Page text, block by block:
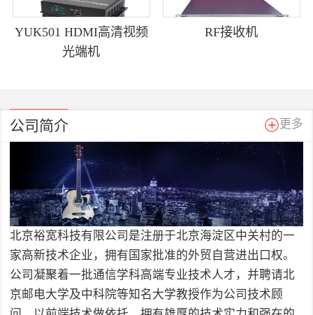
YUK501 HDMI高清视频
光端机
RF接收机
公司简介 更多
北京裕宽科技有限公司是注册于北京海淀区中关村的一
家高新技术企业，拥有国家批准的外贸自营进出口权。
公司凝聚着一批通信学科高端专业技术人才，并聘请北
京邮电大学及中科院等知名大学教授作为公司技术顾